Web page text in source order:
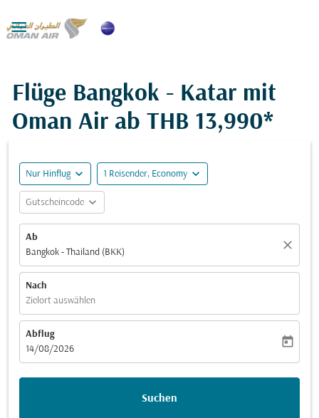

Flüge Bangkok - Katar mit
Oman Air ab THB 13,990*
Nur Hinflug expand_more 1 Reisender, Economy expand_more
Gutscheincode expand_more
Ab
Bangkok - Thailand (BKK)
close
Nach
Zielort auswählen
Abflug
fc-booking-departure-date-aria-label
14/08/2026
today
Suchen